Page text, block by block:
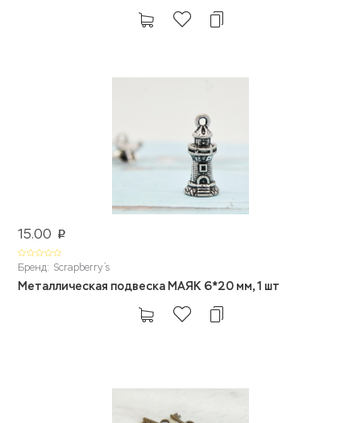
15.00 p
Бренд: Scrapberry`s
Металлическая подвеска МАЯК 6*20 мм, 1 шт